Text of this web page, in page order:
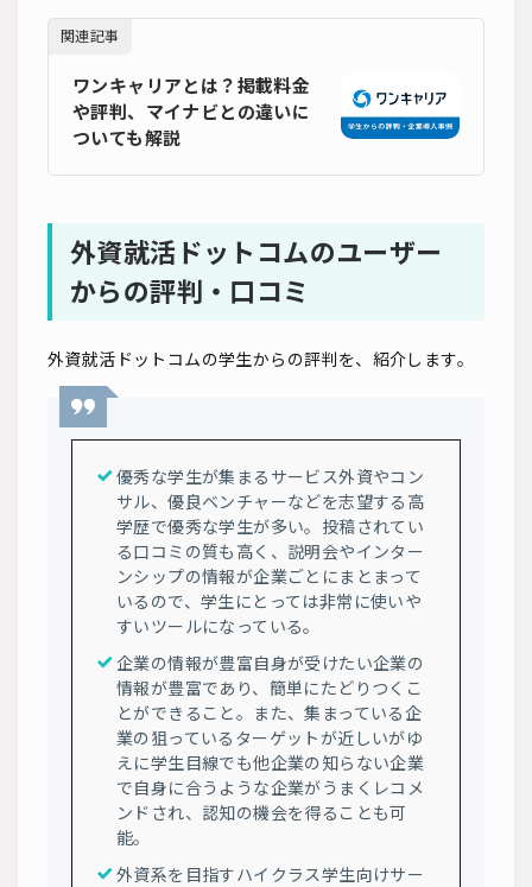
関連記事
ワンキャリアとは？掲載料金
や評判、マイナビとの違いに
ついても解説
外資就活ドットコムのユーザー
からの評判・口コミ
外資就活ドットコムの学生からの評判を、紹介します。
優秀な学生が集まるサービス外資やコン
サル、優良ベンチャーなどを志望する高
学歴で優秀な学生が多い。投稿されてい
る口コミの質も高く、説明会やインター
ンシップの情報が企業ごとにまとまって
いるので、学生にとっては非常に使いや
すいツールになっている。
企業の情報が豊富自身が受けたい企業の
情報が豊富であり、簡単にたどりつくこ
とができること。また、集まっている企
業の狙っているターゲットが近しいがゆ
えに学生目線でも他企業の知らない企業
で自身に合うような企業がうまくレコメ
ンドされ、認知の機会を得ることも可
能。
外資系を目指すハイクラス学生向けサー